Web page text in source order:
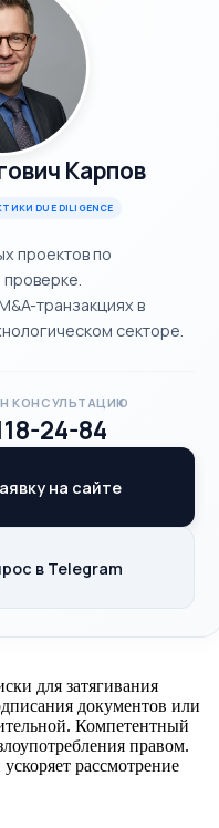
Карпов
DUE DILIGENCE
проектов по
транзакциях в
секторе.
КОНСУЛЬТАЦИЮ
24-84
на сайте
в Telegram
для затягивания
документов или
Компетентный
правом.
рассмотрение